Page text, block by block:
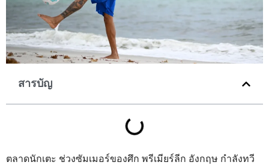
สารบัญ
ตลาดนักเตะ ช่วงซัมเมอร์ของศึก พรีเมียร์ลีก อังกฤษ กำลังทวี